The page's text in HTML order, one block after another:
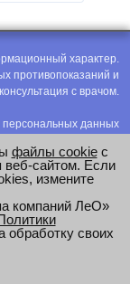
характер.
противопоказаний и
с врачом.
персональных данных
данных
Оценка труда
office@modus-leo.ru
файлы cookieс
веб-сайтом. Если
измените
компаний ЛеО»
обработку своих